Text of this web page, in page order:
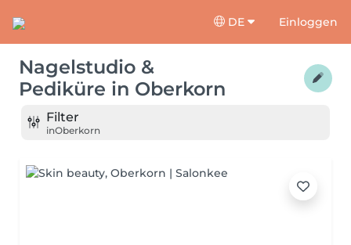
DE Einloggen
Nagelstudio &
Pediküre in Oberkorn
Filter
inOberkorn